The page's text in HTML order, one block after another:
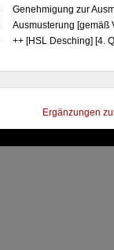
Genehmigung zur
Ausmusterung [gemäß
++ [HSL Desching] [4.
Ergänzungen